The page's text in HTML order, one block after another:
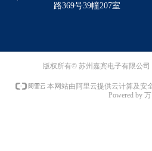
路369号39幢207室
版权所有© 苏州嘉宾电子有限公司
本网站由阿里云提供云计算及安
Powered by